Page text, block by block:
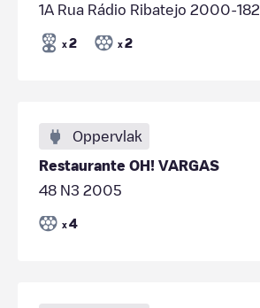
1A Rua Rádio Ribatejo 2000-182
x 2 x 2
Oppervlak
Restaurante OH! VARGAS
48 N3 2005
x 4